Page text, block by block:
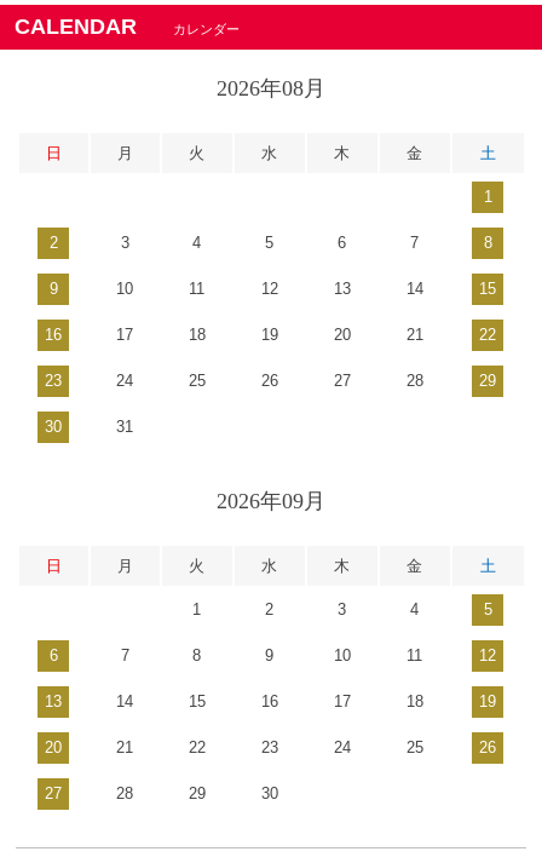
CALENDAR カレンダー
2026年08月
日 月 火 水 木 金 土
1
2 3 4 5 6 7 8
9 10 11 12 13 14 15
16 17 18 19 20 21 22
23 24 25 26 27 28 29
30 31
2026年09月
日 月 火 水 木 金 土
1 2 3 4 5
6 7 8 9 10 11 12
13 14 15 16 17 18 19
20 21 22 23 24 25 26
27 28 29 30